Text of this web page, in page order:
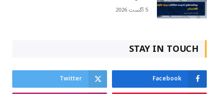
5 آگست 2026
STAY IN TOUCH
Facebook
Twitter